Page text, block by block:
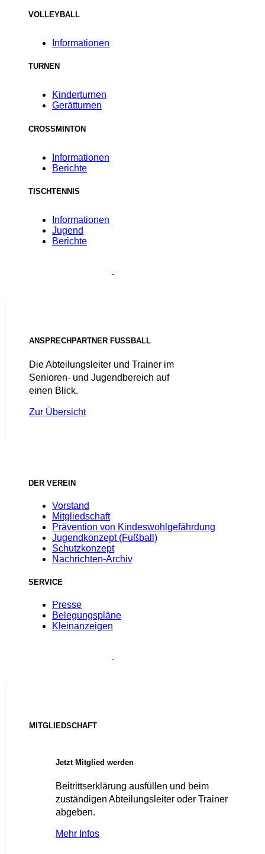
VOLLEYBALL
Informationen
TURNEN
Kinderturnen
Gerätturnen
CROSSMINTON
Informationen
Berichte
TISCHTENNIS
Informationen
Jugend
Berichte
ANSPRECHPARTNER FUSSBALL
Die Abteilungsleiter und Trainer im
Senioren- und Jugendbereich auf
einen Blick.
Zur Übersicht
DER VEREIN
Vorstand
Mitgliedschaft
Prävention von Kindeswohlgefährdung
Jugendkonzept (Fußball)
Schutzkonzept
Nachrichten-Archiv
SERVICE
Presse
Belegungspläne
Kleinanzeigen
MITGLIEDSCHAFT
Jetzt Mitglied werden
Beitrittserklärung ausfüllen und beim
zuständigen Abteilungsleiter oder Trainer
abgeben.
Mehr Infos